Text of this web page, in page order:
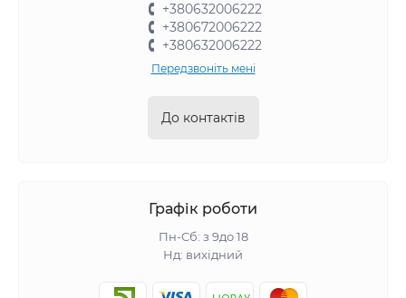
+380632006222
+380672006222
+380632006222
Передзвоніть мені
До контактів
Графік роботи
Пн-Сб: з 9до 18
Нд: вихідний